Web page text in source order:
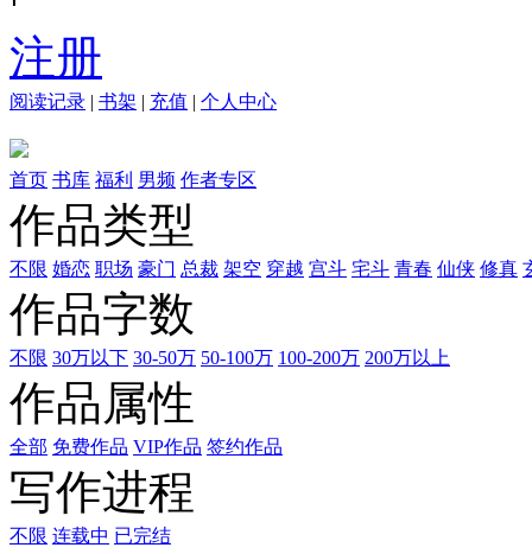
注册
阅读记录 | 书架 | 充值 | 个人中心
首页 书库 福利 男频 作者专区
作品类型
不限 婚恋 职场 豪门 总裁 架空 穿越 宫斗 宅斗 青春 仙侠 修真
作品字数
不限 30万以下 30-50万 50-100万 100-200万 200万以上
作品属性
全部 免费作品 VIP作品 签约作品
写作进程
不限 连载中 已完结